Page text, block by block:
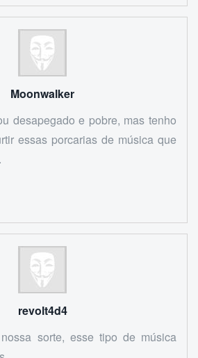
Moonwalker
desapegado e pobre, mas tenho
essas porcarias de música que
revolt4d4
sorte, esse tipo de música